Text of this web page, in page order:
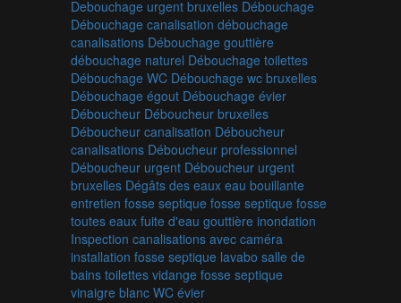
Debouchage urgent bruxelles Débouchage
Débouchage canalisation débouchage
canalisations Débouchage gouttière
débouchage naturel Débouchage toilettes
Débouchage WC Débouchage wc bruxelles
Débouchage égout Débouchage évier
Déboucheur Déboucheur bruxelles
Déboucheur canalisation Déboucheur
canalisations Déboucheur professionnel
Déboucheur urgent Déboucheur urgent
bruxelles Dégâts des eaux eau bouillante
entretien fosse septique fosse septique fosse
toutes eaux fuite d'eau gouttière inondation
Inspection canalisations avec caméra
installation fosse septique lavabo salle de
bains toilettes vidange fosse septique
vinaigre blanc WC évier